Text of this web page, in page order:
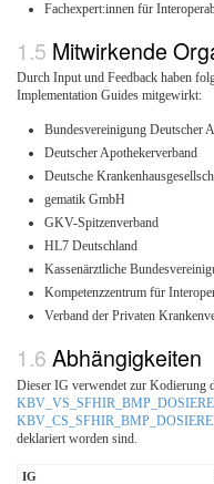
Fachexpert:innen für
Mitwirkende
Durch Input und Feedback haben
Implementation Guides mitgewirkt:
Bundesvereinigung Deutscher
Deutscher Apothekerverband
Deutsche
gematik GmbH
GKV-Spitzenverband
HL7 Deutschland
Kassenärztliche
Kompetenzzentrum für
Verband der Privaten
Abhängigkeiten
Dieser IG verwendet zur Kodierung
deklariert worden sind.
IG